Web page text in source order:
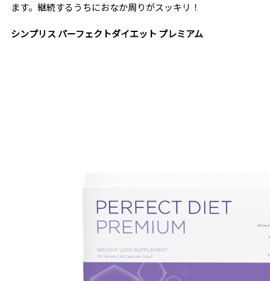
ます。継続するうちにおなか周りがスッキリ！
シンプリス パーフェクトダイエット プレミアム